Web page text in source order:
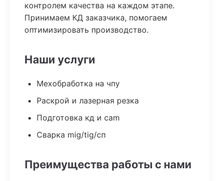
контролем качества на каждом этапе.
Принимаем КД заказчика, помогаем
оптимизировать производство.
Наши услуги
Мехобработка на чпу
Раскрой и лазерная резка
Подготовка кд и cam
Сварка mig/tig/сп
Преимущества работы с нами